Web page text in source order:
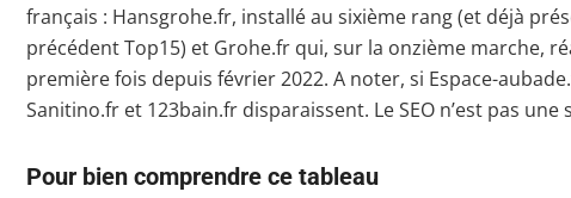
français : Hansgrohe.fr, installé au sixième rang (et déjà
précédent Top15) et Grohe.fr qui, sur la onzième marche,
première fois depuis février 2022. A noter, si Espace-
Sanitino.fr et 123bain.fr disparaissent. Le SEO n’est pas une
Pour bien comprendre ce tableau